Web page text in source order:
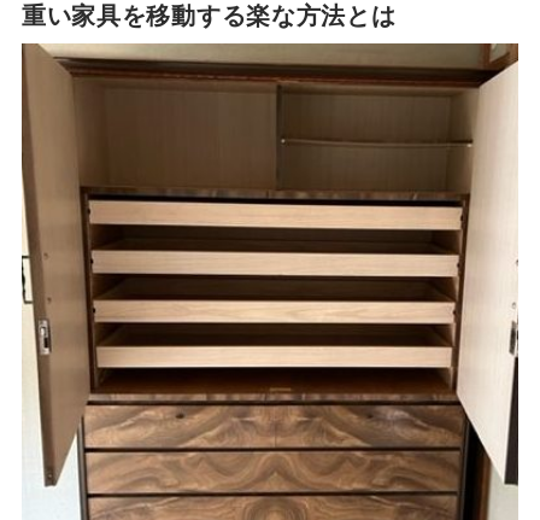
重い家具を移動する楽な方法とは